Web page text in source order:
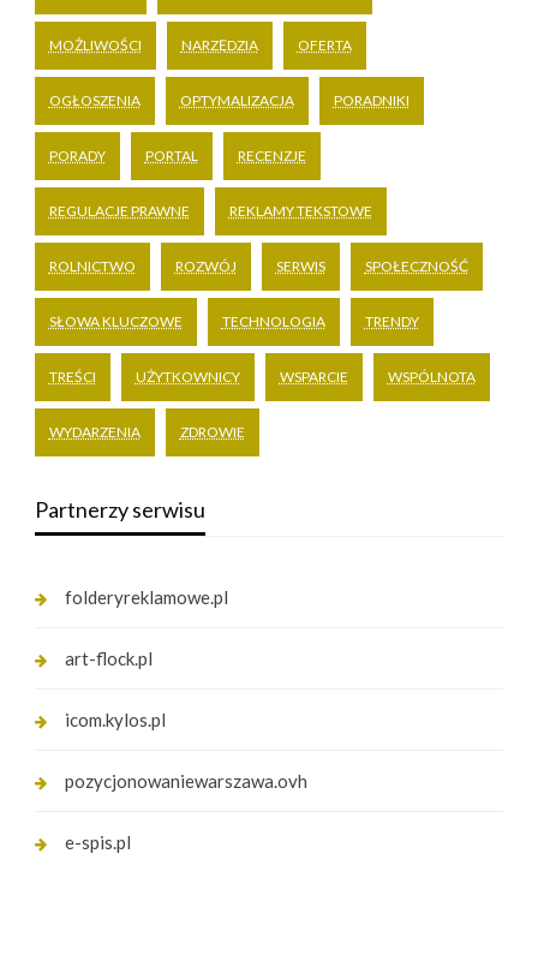
MOŻLIWOŚCI NARZĘDZIA OFERTA
OGŁOSZENIA OPTYMALIZACJA PORADNIKI
PORADY PORTAL RECENZJE
REGULACJE PRAWNE REKLAMY TEKSTOWE
ROLNICTWO ROZWÓJ SERWIS SPOŁECZNOŚĆ
SŁOWA KLUCZOWE TECHNOLOGIA TRENDY
TREŚCI UŻYTKOWNICY WSPARCIE WSPÓLNOTA
WYDARZENIA ZDROWIE
Partnerzy serwisu
folderyreklamowe.pl
art-flock.pl
icom.kylos.pl
pozycjonowaniewarszawa.ovh
e-spis.pl